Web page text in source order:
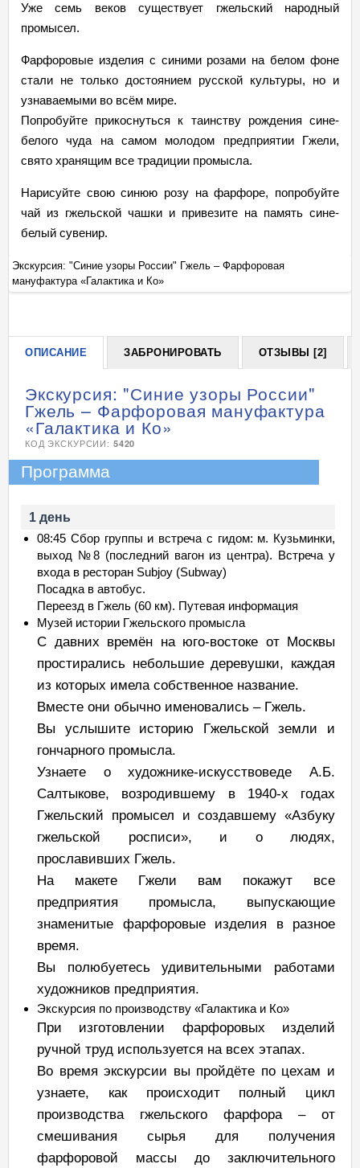
Уже семь веков существует гжельский народный
промысел.
Фарфоровые изделия с синими розами на белом фоне
стали не только достоянием русской культуры, но и
узнаваемыми во всём мире.
Попробуйте прикоснуться к таинству рождения сине-
белого чуда на самом молодом предприятии Гжели,
свято хранящим все традиции промысла.
Нарисуйте свою синюю розу на фарфоре, попробуйте
чай из гжельской чашки и привезите на память сине-
белый сувенир.
+
Экскурсия: "Синие узоры России" Гжель – Фарфоровая
мануфактура «Галактика и Ко»
ОПИСАНИЕ ЗАБРОНИРОВАТЬ ОТЗЫВЫ [2]
Экскурсия: "Синие узоры России"
Гжель – Фарфоровая мануфактура
«Галактика и Ко»
КОД ЭКСКУРСИИ: 5420
Программа
1 день
08:45 Сбор группы и встреча с гидом: м. Кузьминки,
выход №8 (последний вагон из центра). Встреча у
входа в ресторан Subjoy (Subway)
Посадка в автобус.
Переезд в Гжель (60 км). Путевая информация
Музей истории Гжельского промысла
С давних времён на юго-востоке от Москвы
простирались небольшие деревушки, каждая
из которых имела собственное название.
Вместе они обычно именовались – Гжель.
Вы услышите историю Гжельской земли и
гончарного промысла.
Узнаете о художнике-искусствоведе А.Б.
Салтыкове, возродившему в 1940-х годах
Гжельский промысел и создавшему «Азбуку
гжельской росписи», и о людях,
прославивших Гжель.
На макете Гжели вам покажут все
предприятия промысла, выпускающие
знаменитые фарфоровые изделия в разное
время.
Вы полюбуетесь удивительными работами
художников предприятия.
Экскурсия по производству «Галактика и Ко»
При изготовлении фарфоровых изделий
ручной труд используется на всех этапах.
Во время экскурсии вы пройдёте по цехам и
узнаете, как происходит полный цикл
производства гжельского фарфора – от
смешивания сырья для получения
фарфоровой массы до заключительного